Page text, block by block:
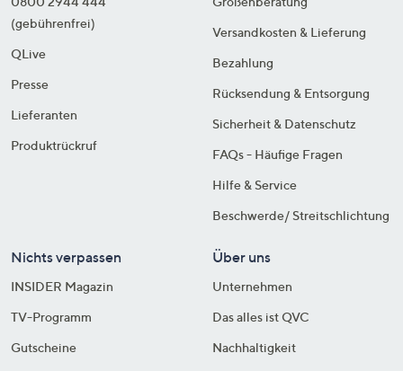
(gebührenfrei)
QLive
Presse
Lieferanten
Produktrückruf
Versandkosten & Lieferung
Bezahlung
Rücksendung & Entsorgung
Sicherheit & Datenschutz
FAQs - Häufige Fragen
Hilfe & Service
Beschwerde/ Streitschlichtung
Nichts verpassen
INSIDER Magazin
TV-Programm
Gutscheine
Über uns
Unternehmen
Das alles ist QVC
Nachhaltigkeit